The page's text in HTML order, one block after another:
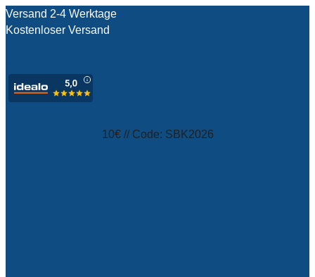
Versand 2-4 Werktage
Kostenloser Versand
10€ // Code: SBK2026